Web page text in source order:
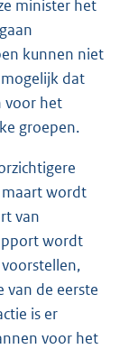
minister het
kunnen niet
dat
voor het
groepen.
maart wordt
van
wordt
van de eerste
is er
voor het